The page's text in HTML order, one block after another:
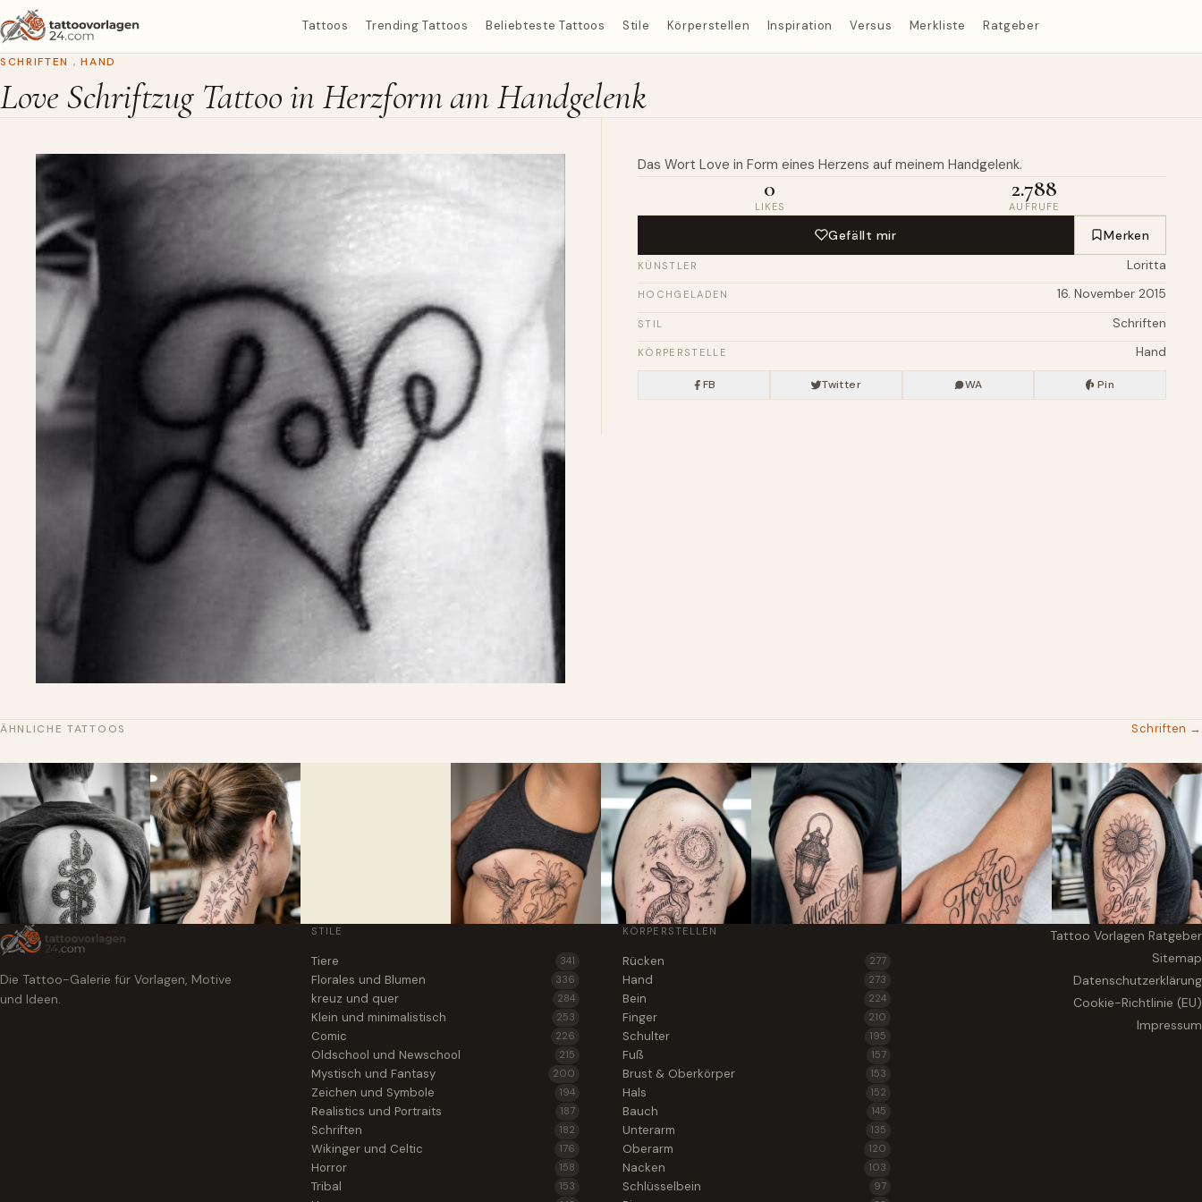
Tattoos Trending Tattoos Beliebteste Tattoos Stile Körperstellen Inspiration Versus Merkliste Ratgeber
SCHRIFTEN , HAND
Love Schriftzug Tattoo in Herzform am Handgelenk
Das Wort Love in Form eines Herzens auf meinem Handgelenk.
0
LIKES
2.788
AUFRUFE
Gefällt mir Merken
KÜNSTLER Loritta
HOCHGELADEN 16. November 2015
STIL Schriften
KÖRPERSTELLE Hand
FB Twitter WA Pin
ÄHNLICHE TATTOOS Schriften →
Die Tattoo-Galerie für Vorlagen, Motive
und Ideen.
STILE
Tiere 341
Florales und Blumen 336
kreuz und quer 284
Klein und minimalistisch 253
Comic 226
Oldschool und Newschool 215
Mystisch und Fantasy 200
Zeichen und Symbole 194
Realistics und Portraits 187
Schriften 182
Wikinger und Celtic 176
Horror 158
Tribal 153
KÖRPERSTELLEN
Rücken 277
Hand 273
Bein 224
Finger 210
Schulter 195
Fuß 157
Brust & Oberkörper 153
Hals 152
Bauch 145
Unterarm 135
Oberarm 120
Nacken 103
Schlüsselbein 97
Tattoo Vorlagen Ratgeber
Sitemap
Datenschutzerklärung
Cookie-Richtlinie (EU)
Impressum